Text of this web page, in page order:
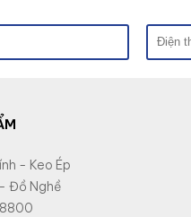
- Keo Ép
Đồ Nghề